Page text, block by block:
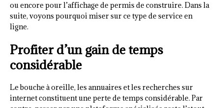
ou encore pour l’affichage de permis de construire. Dans la
suite, voyons pourquoi miser sur ce type de service en
ligne.
Profiter d’un gain de temps
considérable
Le bouche à oreille, les annuaires et les recherches sur
internet constituent une perte de temps considérable. Par